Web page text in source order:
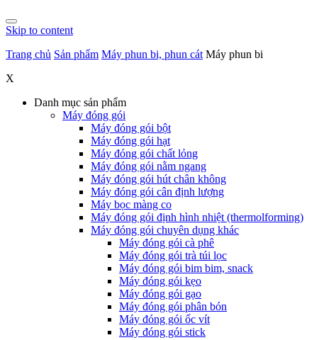
Skip to content
Trang chủ Sản phẩm Máy phun bi, phun cát Máy phun bi
X
Danh mục sản phẩm
Máy đóng gói
Máy đóng gói bột
Máy đóng gói hạt
Máy đóng gói chất lỏng
Máy đóng gói nằm ngang
Máy đóng gói hút chân không
Máy đóng gói cân định lượng
Máy bọc màng co
Máy đóng gói định hình nhiệt (thermolforming)
Máy đóng gói chuyên dụng khác
Máy đóng gói cà phê
Máy đóng gói trà túi lọc
Máy đóng gói bim bim, snack
Máy đóng gói kẹo
Máy đóng gói gạo
Máy đóng gói phân bón
Máy đóng gói ốc vít
Máy đóng gói stick